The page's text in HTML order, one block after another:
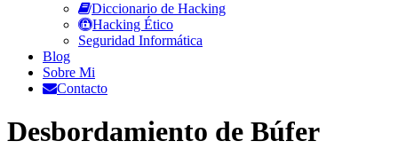
Diccionario de Hacking
Hacking Ético
Seguridad Informática
Blog
Sobre Mi
Contacto
Desbordamiento de Búfer